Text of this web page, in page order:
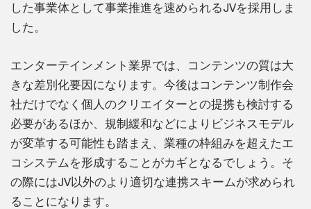
した事業体として事業推進を速められるJVを採用しま
した。
エンターテインメント業界では、コンテンツの質は大
きな差別化要因になります。今後はコンテンツ制作会
社だけでなく個人のクリエイターとの提携も検討する
必要があるほか、規制緩和などによりビジネスモデル
が変革する可能性も踏まえ、業種の枠組みを超えたエ
コシステムを形成することがカギとなるでしょう。そ
の際にはJV以外のより適切な連携スキームが求められ
ることになります。